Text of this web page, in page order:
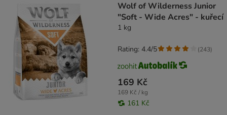
Wolf of Wilderness Junior
"Soft - Wide Acres" - kuřecí
1 kg
169 Kč
169 Kč / kg
161 Kč
Rating: 4.4/5 (243)